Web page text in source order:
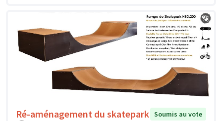
Ré-aménagement du skatepark Soumis au vote